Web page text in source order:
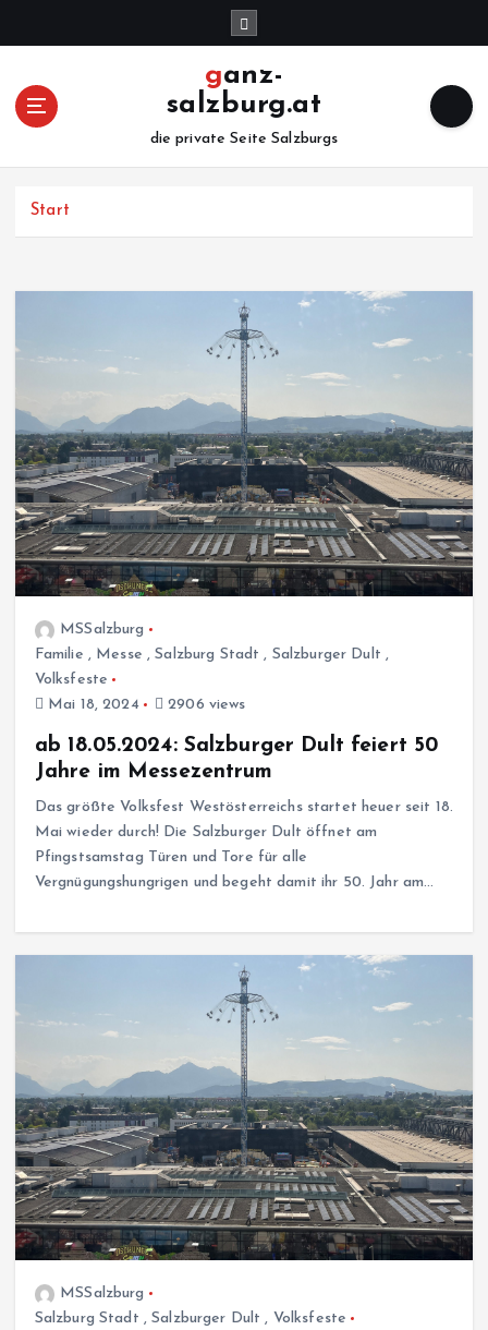
ganz-
salzburg.at
die private Seite Salzburgs
Start
MSSalzburg
Familie , Messe ,Salzburg Stadt , Salzburger Dult ,
Volksfeste
Mai 18, 2024
2906 views
ab 18.05.2024: Salzburger Dult feiert 50
Jahre im Messezentrum
Das größte Volksfest Westösterreichs startet heuer seit 18.
Mai wieder durch! Die Salzburger Dult öffnet am
Pfingstsamstag Türen und Tore für alle
Vergnügungshungrigen und begeht damit ihr 50. Jahr am…
MSSalzburg
Salzburg Stadt ,Salzburger Dult , Volksfeste